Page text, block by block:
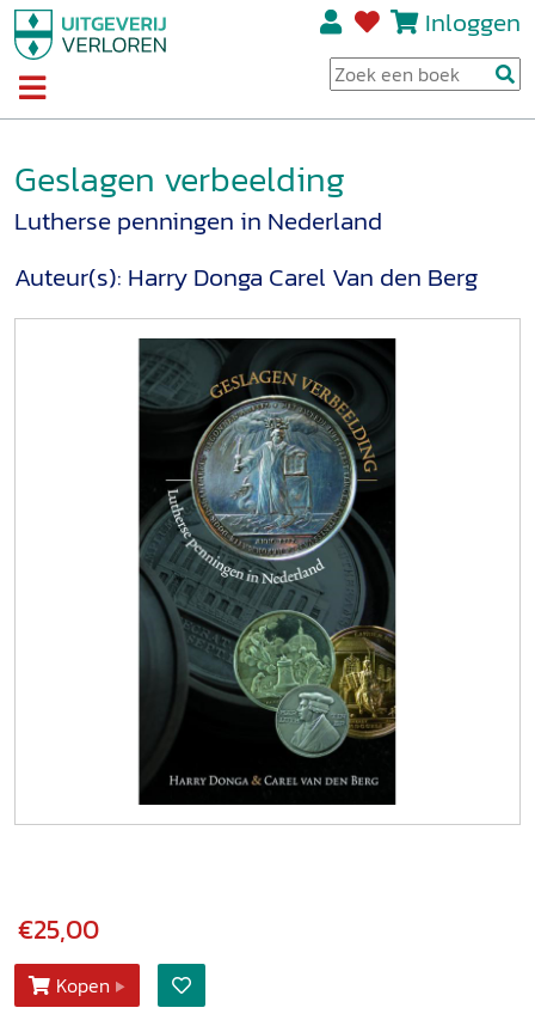
Inloggen
Geslagen verbeelding
Lutherse penningen in Nederland
Auteur(s): Harry Donga Carel Van den Berg
€25,00
Kopen